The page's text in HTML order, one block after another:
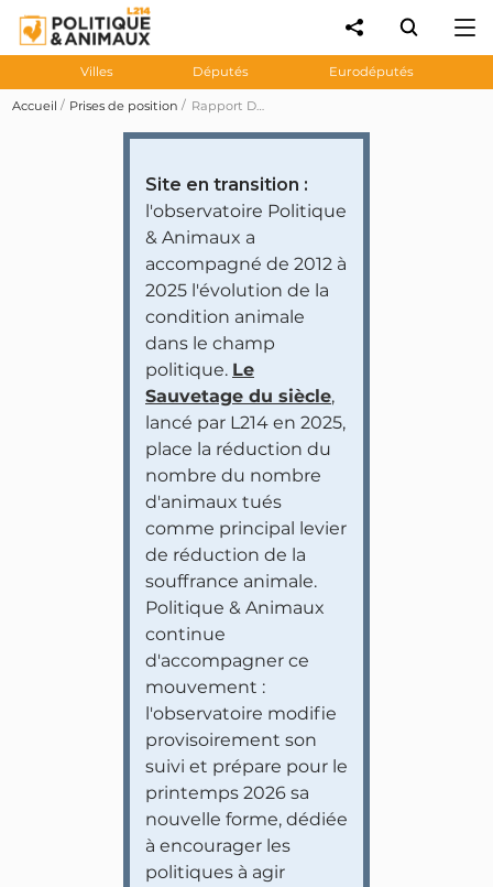
Villes Députés Eurodéputés
Accueil Prises de position Rapport Decerle : ces eurodéputés ont voté contre l'amendement 1 soulignant que l'abattage sans «étourdissement» augmente les souffrances des animaux
Site en transition :
l'observatoire Politique
& Animaux a
accompagné de 2012 à
2025 l'évolution de la
condition animale
dans le champ
politique. Le
Sauvetage du siècle,
lancé par L214 en 2025,
place la réduction du
nombre du nombre
d'animaux tués
comme principal levier
de réduction de la
souffrance animale.
Politique & Animaux
continue
d'accompagner ce
mouvement :
l'observatoire modifie
provisoirement son
suivi et prépare pour le
printemps 2026 sa
nouvelle forme, dédiée
à encourager les
politiques à agir